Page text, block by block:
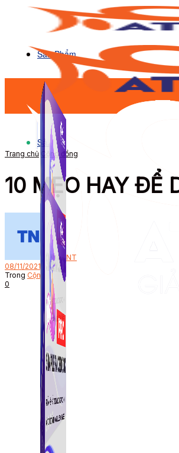
Sản Phẩm
Sản Phẩm
Trang chủ Cộng đồng
10 MẸO HAY ĐỂ
Bởi
NT
08/11/2021
Trong Cộng đồng
0